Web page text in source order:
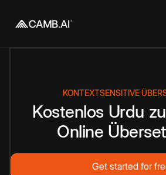
KONTEXTSENSITIVE
Kostenlos Urdu zu
Online
Get started for